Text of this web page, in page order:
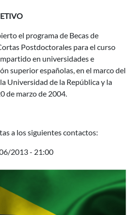
el programa de Becas de
Postdoctorales para el curso
en universidades e
superior españolas, en el marco del
Universidad de la República y la
de marzo de 2004.
a los siguientes contactos:
2013 - 21:00